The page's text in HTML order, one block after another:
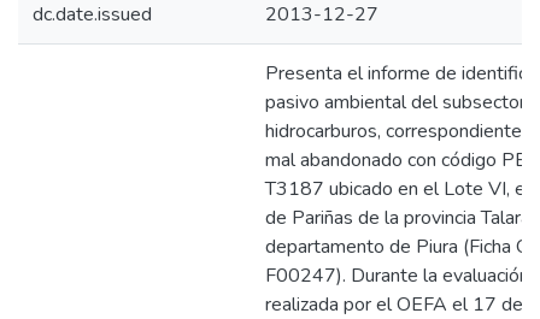
dc.date.issued 2013-12-27
Presenta el informe de
pasivo ambiental del subsector
hidrocarburos, correspondiente
mal abandonado con código
T3187 ubicado en el Lote VI,
de Pariñas de la provincia Talara
departamento de Piura (Ficha
F00247). Durante la evaluación
realizada por el OEFA el 17 de